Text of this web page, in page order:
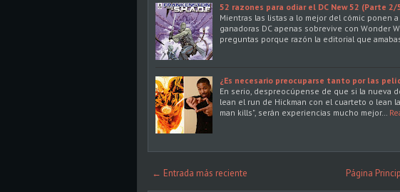
52 razones para odiar el DC New 52 (Parte 2/
Mientras las listas a lo mejor del cómic ponen
ganadoras DC apenas sobrevive con Wonder
preguntas porque razón la editorial que
¿Es necesario preocuparse tanto por las
En serio, despreocúpense de que si la nueva
lean el run de Hickman con el cuarteto o lean
man kills", serán experiencias mucho mejor…
← Entrada más reciente Página